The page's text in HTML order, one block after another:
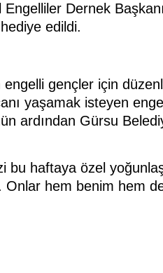
Dernek
edildi.
engelli gençler için
yaşamak isteyen
ardından Gürsu
bu haftaya özel
hem benim hem